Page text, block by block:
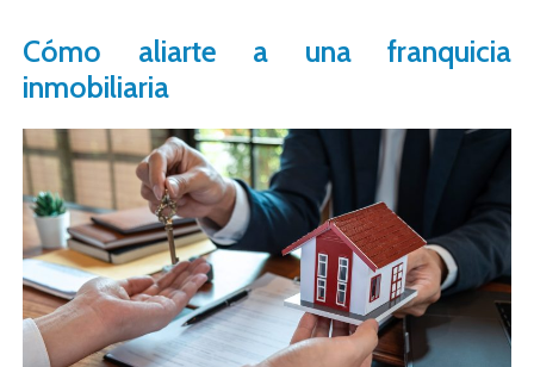
Cómo aliarte a una franquicia
inmobiliaria